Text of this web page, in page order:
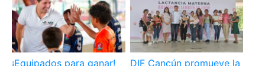
¡Equipados para ganar!
DIF Cancún promueve la